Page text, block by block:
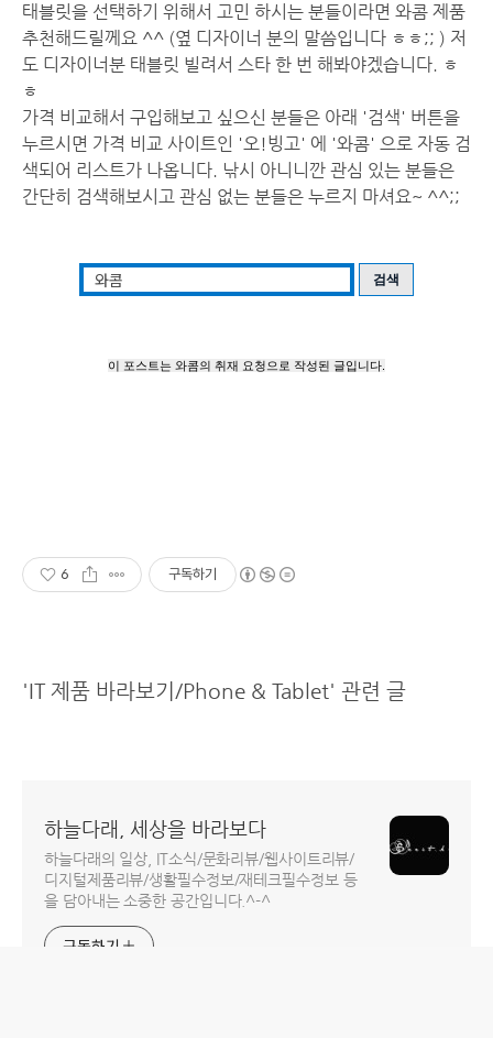
태블릿을 선택하기 위해서 고민 하시는 분들이라면 와콤 제품
추천해드릴께요 ^^ (옆 디자이너 분의 말씀입니다 ㅎㅎ;; ) 저
도 디자이너분 태블릿 빌려서 스타 한 번 해봐야겠습니다. ㅎ
ㅎ
가격 비교해서 구입해보고 싶으신 분들은 아래 '검색' 버튼을
누르시면 가격 비교 사이트인 '오!빙고' 에 '와콤' 으로 자동 검
색되어 리스트가 나옵니다. 낚시 아니니깐 관심 있는 분들은
간단히 검색해보시고 관심 없는 분들은 누르지 마셔요~ ^^;;
이 포스트는 와콤의 취재 요청으로 작성된 글입니다.
6 구독하기
'IT 제품 바라보기/Phone & Tablet' 관련 글
하늘다래, 세상을 바라보다
하늘다래의 일상, IT소식/문화리뷰/웹사이트리뷰/
디지털제품리뷰/생활필수정보/재테크필수정보 등
을 담아내는 소중한 공간입니다.^-^
구독하기